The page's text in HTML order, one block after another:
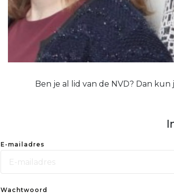
Ben je al lid van de NVD? Dan
E-mailadres
Wachtwoord